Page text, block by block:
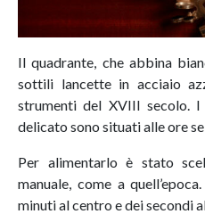
Il quadrante, che abbina
sottili lancette in acciaio
strumenti del XVIII secolo.
delicato sono situati alle ore
Per alimentarlo è stato
manuale, come a
minuti al centro e dei secondi